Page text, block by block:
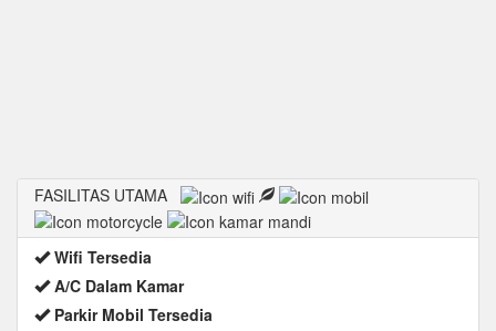
FASILITAS UTAMA
Wifi Tersedia
A/C Dalam Kamar
Parkir Mobil Tersedia